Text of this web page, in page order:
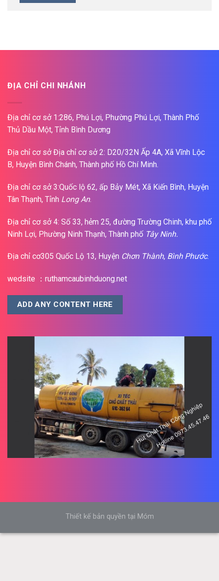
ĐỊA CHỈ CHI NHÁNH
Địa chỉ cơ sở 1:286, Phú Lợi, Phường Phú Lợi, Thành Phố
Thủ Dầu Một, Tỉnh Bình Dương
Địa chỉ cơ sở Địa chỉ cơ sở 2: D20/32N Ấp 4A, Xã Vĩnh Lộc
B, Huyện Bình Chánh, Thành phố Hồ Chí Minh.
Địa chỉ cơ sở 3:Quốc lộ 62, ấp Bảy Mét, Xã Kiến Bình, Huyện
Tân Thạnh, Tỉnh Long An.
Địa chỉ cơ sở 4: Số 33, hẻm 25, đường Trường Chinh, khu phố
Ninh Lợi, Phường Ninh Thạnh, Thành phố Tây Ninh.
Địa chỉ cơ305 Quốc Lộ 13, Huyện Chơn Thành, Bình Phước.
wedsite ：ruthamcaubinhduong.net
ADD ANY CONTENT HERE
Thiết kế bản quyền tại Móm